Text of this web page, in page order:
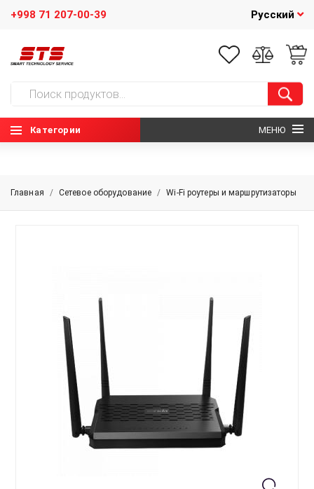
+998 71 207-00-39 Русский
Категории МЕНЮ
+99871 207-00-39 info@sts.uz
Главная / Сетевое оборудование / Wi-Fi роутеры и маршрутизаторы